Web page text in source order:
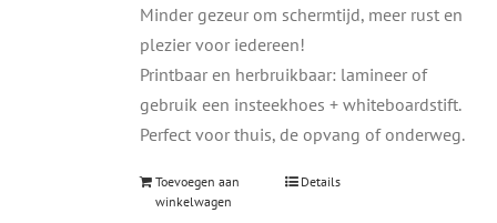
Minder gezeur om schermtijd, meer rust en
plezier voor iedereen!
Printbaar en herbruikbaar: lamineer of
gebruik een insteekhoes + whiteboardstift.
Perfect voor thuis, de opvang of onderweg.
Toevoegen aan
winkelwagen
Details